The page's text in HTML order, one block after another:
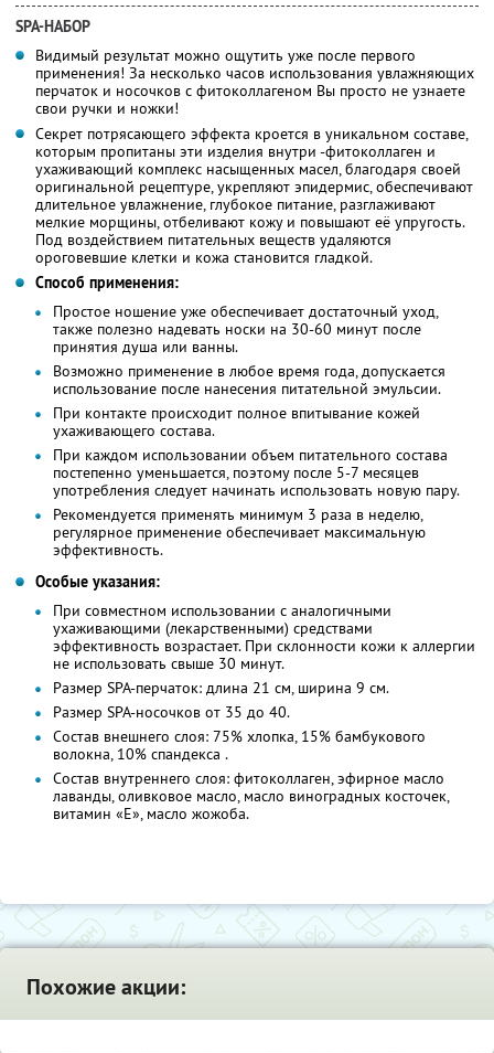
SPA-НАБОР
Видимый результат можно ощутить уже после первого
применения! За несколько часов использования увлажняющих
перчаток и носочков с фитоколлагеном Вы просто не узнаете
свои ручки и ножки!
Секрет потрясающего эффекта кроется в уникальном составе,
которым пропитаны эти изделия внутри -фитоколлаген и
ухаживающий комплекс насыщенных масел, благодаря своей
оригинальной рецептуре, укрепляют эпидермис, обеспечивают
длительное увлажнение, глубокое питание, разглаживают
мелкие морщины, отбеливают кожу и повышают её упругость.
Под воздействием питательных веществ удаляются
ороговевшие клетки и кожа становится гладкой.
Способ применения:
Простое ношение уже обеспечивает достаточный уход,
также полезно надевать носки на 30-60 минут после
принятия душа или ванны.
Возможно применение в любое время года, допускается
использование после нанесения питательной эмульсии.
При контакте происходит полное впитывание кожей
ухаживающего состава.
При каждом использовании объем питательного состава
постепенно уменьшается, поэтому после 5-7 месяцев
употребления следует начинать использовать новую пару.
Рекомендуется применять минимум 3 раза в неделю,
регулярное применение обеспечивает максимальную
эффективность.
Особые указания:
При совместном использовании с аналогичными
ухаживающими (лекарственными) средствами
эффективность возрастает. При склонности кожи к аллергии
не использовать свыше 30 минут.
Размер SPA-перчаток: длина 21 см, ширина 9 см.
Размер SPA-носочков от 35 до 40.
Состав внешнего слоя: 75% хлопка, 15% бамбукового
волокна, 10% спандекса .
Состав внутреннего слоя: фитоколлаген, эфирное масло
лаванды, оливковое масло, масло виноградных косточек,
витамин «Е», масло жожоба.
Похожие акции: